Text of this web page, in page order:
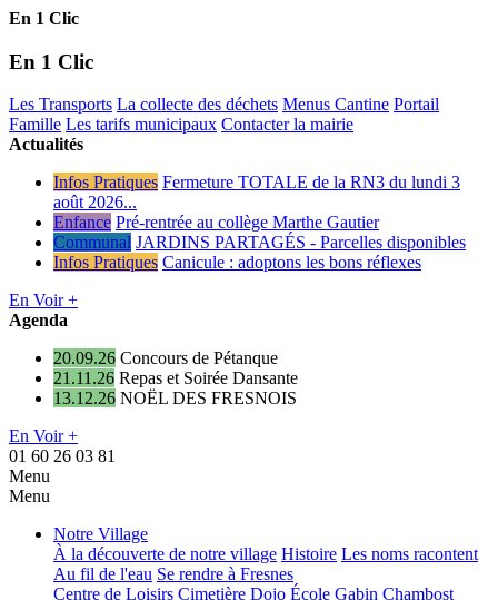
En 1 Clic
En 1 Clic
Les Transports La collecte des déchets Menus Cantine Portail
Famille Les tarifs municipaux Contacter la mairie
Actualités
Infos Pratiques Fermeture TOTALE de la RN3 du lundi 3
août 2026...
Enfance Pré-rentrée au collège Marthe Gautier
Communal JARDINS PARTAGÉS - Parcelles disponibles
Infos Pratiques Canicule : adoptons les bons réflexes
En Voir +
Agenda
20.09.26 Concours de Pétanque
21.11.26 Repas et Soirée Dansante
13.12.26 NOËL DES FRESNOIS
En Voir +
01 60 26 03 81
Menu
Menu
Notre Village
À la découverte de notre village Histoire Les noms racontent
Au fil de l'eau Se rendre à Fresnes
Centre de Loisirs Cimetière Dojo École Gabin Chambost